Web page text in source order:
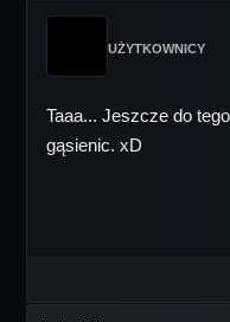
UŻYTKOWNICY
Taaa... Jeszcze do
gąsienic. xD